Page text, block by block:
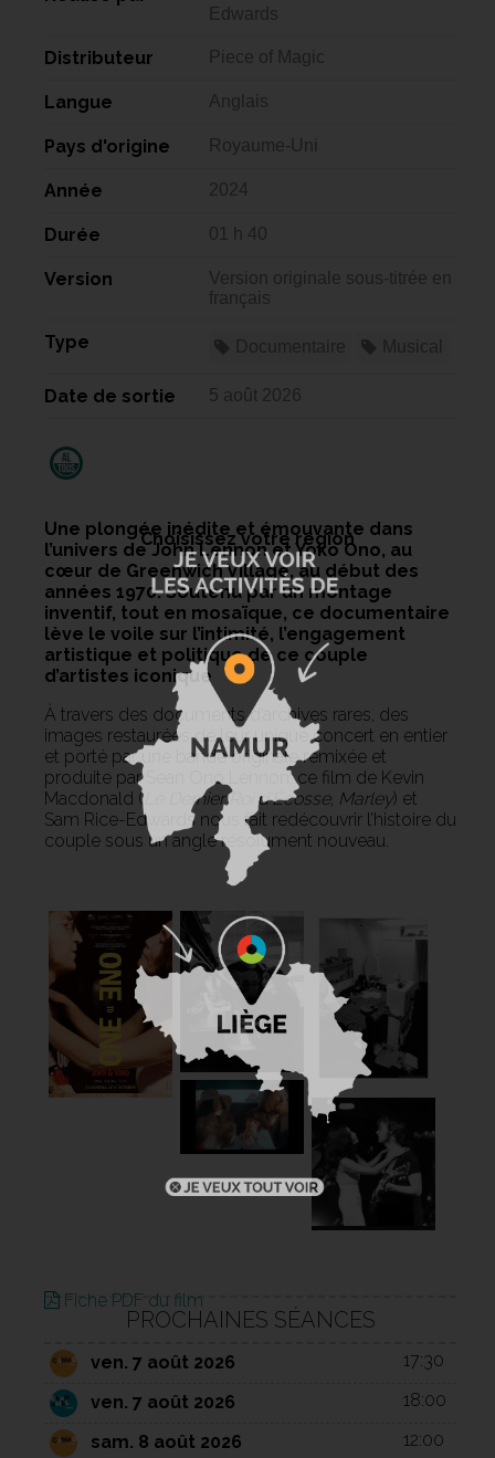
Edwards
Distributeur Piece of Magic
Langue Anglais
Pays d'origine Royaume-Uni
Année 2024
Durée 01 h 40
Version
Version originale sous-titrée en
français
Type
Date de sortie 5 août 2026
Une plongée inédite et émouvante dans
l’univers de John Lennon et Yoko Ono, au
cœur de Greenwich Village, au début des
années 1970. Soutenu par un montage
inventif, tout en mosaïque, ce documentaire
lève le voile sur l’intimité, l’engagement
artistique et politique de ce couple
d’artistes iconique
À travers des documents d’archives rares, des
images restaurées de leur unique concert en entier
et porté par une bande originale remixée et
produite par Sean Ono Lennon, ce film de Kevin
Macdonald ( Le Dernier Roi d’Écosse, Marley) et
Sam Rice-Edwards nous fait redécouvrir l’histoire du
couple sous un angle résolument nouveau.
Fiche PDF du film
PROCHAINES SÉANCES
ven. 7 août 2026
17:30
ven. 7 août 2026
18:00
sam. 8 août 2026
12:00
Choisissez votre région